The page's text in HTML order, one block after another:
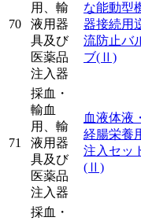
70
用、輸
液用器
具及び
医薬品
注入器
な能動型
器接続用
流防止バ
ブ(Ⅱ)
71
採血・
輸血
用、輸
液用器
具及び
医薬品
注入器
血液体液・
経腸栄養
注入セッ
(Ⅱ)
採血・